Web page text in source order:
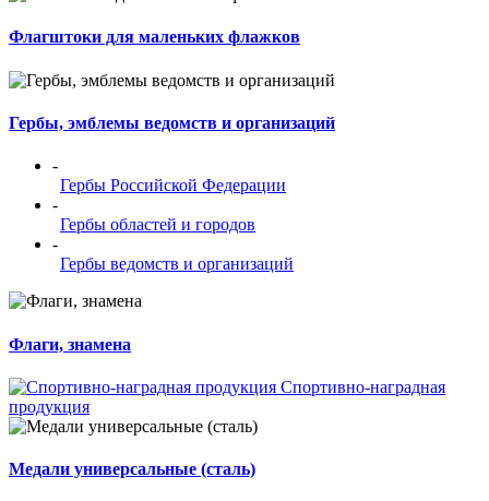
Флагштоки для маленьких флажков
Гербы, эмблемы ведомств и организаций
-
Гербы Российской Федерации
-
Гербы областей и городов
-
Гербы ведомств и организаций
Флаги, знамена
Спортивно-наградная
продукция
Медали универсальные (сталь)